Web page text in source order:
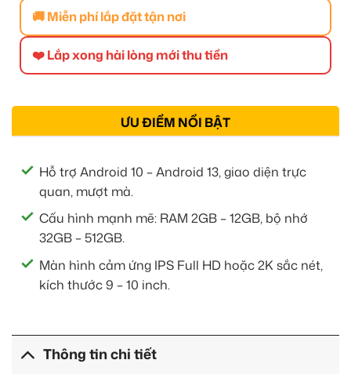
🚚 Miễn phí lắp đặt tận nơi
❤️ Lắp xong hài lòng mới thu tiền
ƯU ĐIỂM NỔI BẬT
Hỗ trợ Android 10 – Android 13, giao diện trực
quan, mượt mà.
Cấu hình mạnh mẽ: RAM 2GB – 12GB, bộ nhớ
32GB – 512GB.
Màn hình cảm ứng IPS Full HD hoặc 2K sắc nét,
kích thước 9 – 10 inch.
Thông tin chi tiết